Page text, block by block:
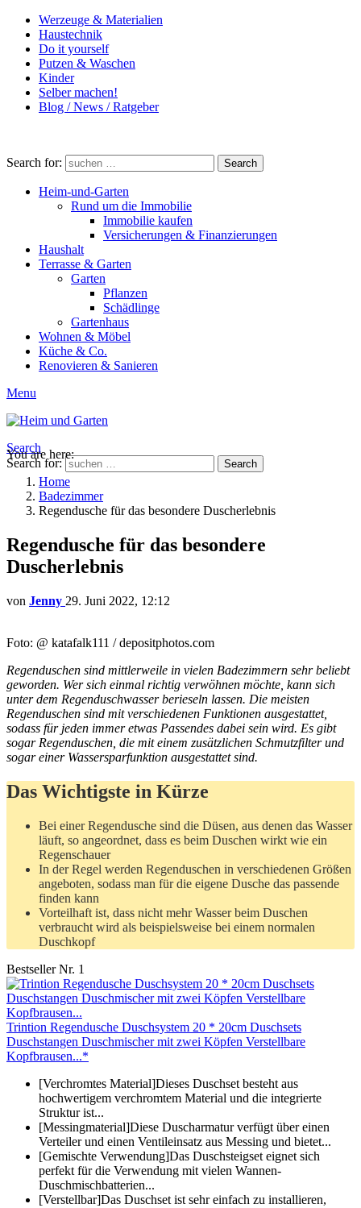
Werzeuge & Materialien
Haustechnik
Do it yourself
Putzen & Waschen
Kinder
Selber machen!
Blog / News / Ratgeber
Search for: Search
Heim-und-Garten
Rund um die Immobilie
Immobilie kaufen
Versicherungen & Finanzierungen
Haushalt
Terrasse & Garten
Garten
Pflanzen
Schädlinge
Gartenhaus
Wohnen & Möbel
Küche & Co.
Renovieren & Sanieren
Menu
Search
Search for:
Search
You are here:
Home
Badezimmer
Regendusche für das besondere Duscherlebnis
Regendusche für das besondere
Duscherlebnis
von Jenny 29. Juni 2022, 12:12
Foto: @ katafalk111 / depositphotos.com
Regenduschen sind mittlerweile in vielen Badezimmern sehr beliebt
geworden. Wer sich einmal richtig verwöhnen möchte, kann sich
unter dem Regenduschwasser berieseln lassen. Die meisten
Regenduschen sind mit verschiedenen Funktionen ausgestattet,
sodass für jeden immer etwas Passendes dabei sein wird. Es gibt
sogar Regenduschen, die mit einem zusätzlichen Schmutzfilter und
sogar einer Wassersparfunktion ausgestattet sind.
Das Wichtigste in Kürze
Bei einer Regendusche sind die Düsen, aus denen das Wasser
läuft, so angeordnet, dass es beim Duschen wirkt wie ein
Regenschauer
In der Regel werden Regenduschen in verschiedenen Größen
angeboten, sodass man für die eigene Dusche das passende
finden kann
Vorteilhaft ist, dass nicht mehr Wasser beim Duschen
verbraucht wird als beispielsweise bei einem normalen
Duschkopf
Bestseller Nr. 1
Trintion Regendusche Duschsystem 20 * 20cm Duschsets
Duschstangen Duschmischer mit zwei Köpfen Verstellbare
Kopfbrausen...*
[Verchromtes Material]Dieses Duschset besteht aus
hochwertigem verchromtem Material und die integrierte
Struktur ist...
[Messingmaterial]Diese Duscharmatur verfügt über einen
Verteiler und einen Ventileinsatz aus Messing und bietet...
[Gemischte Verwendung]Das Duschsteigset eignet sich
perfekt für die Verwendung mit vielen Wannen-
Duschmischbatterien...
[Verstellbar]Das Duschset ist sehr einfach zu installieren,